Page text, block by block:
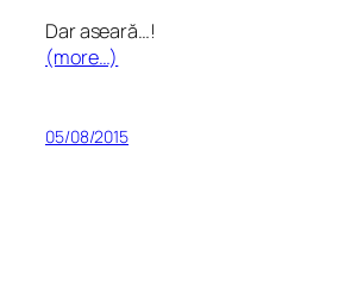
Dar aseară…!
(more…)
05/08/2015